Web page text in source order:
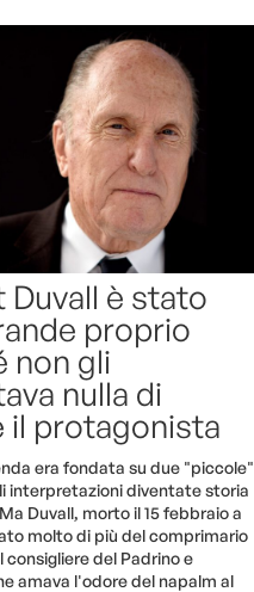
Duvall è stato
proprio
non gli
nulla di
il protagonista
era fondata su due "piccole"
interpretazioni diventate storia
Duvall, morto il 15 febbraio a
molto di più del comprimario
del Padrino e
amava l'odore del napalm al